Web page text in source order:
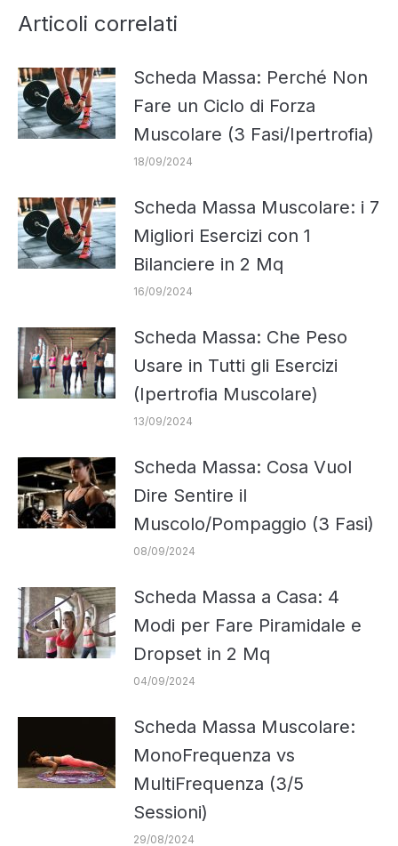
Articoli correlati
Scheda Massa: Perché Non
Fare un Ciclo di Forza
Muscolare (3 Fasi/Ipertrofia)
18/09/2024
Scheda Massa Muscolare: i 7
Migliori Esercizi con 1
Bilanciere in 2 Mq
16/09/2024
Scheda Massa: Che Peso
Usare in Tutti gli Esercizi
(Ipertrofia Muscolare)
13/09/2024
Scheda Massa: Cosa Vuol
Dire Sentire il
Muscolo/Pompaggio (3 Fasi)
08/09/2024
Scheda Massa a Casa: 4
Modi per Fare Piramidale e
Dropset in 2 Mq
04/09/2024
Scheda Massa Muscolare:
MonoFrequenza vs
MultiFrequenza (3/5
Sessioni)
29/08/2024